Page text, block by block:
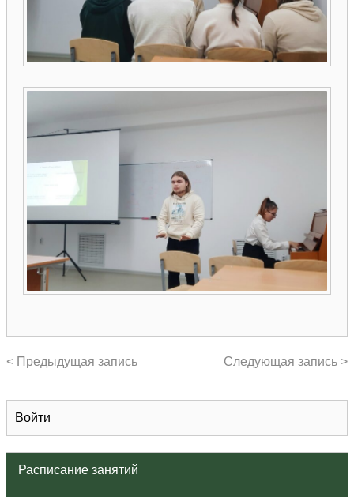
Войти
Расписание занятий
< Предыдущая запись Следующая запись >